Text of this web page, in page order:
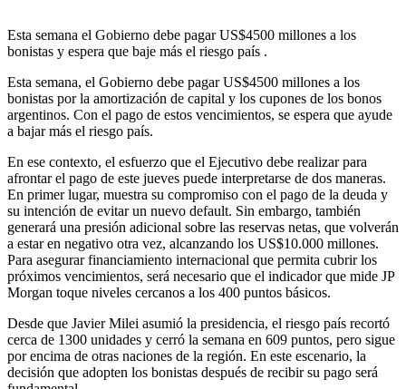
Esta semana el Gobierno debe pagar US$4500 millones a los
bonistas y espera que baje más el riesgo país .
Esta semana, el Gobierno debe pagar US$4500 millones a los
bonistas por la amortización de capital y los cupones de los bonos
argentinos. Con el pago de estos vencimientos, se espera que ayude
a bajar más el riesgo país.
En ese contexto, el esfuerzo que el Ejecutivo debe realizar para
afrontar el pago de este jueves puede interpretarse de dos maneras.
En primer lugar, muestra su compromiso con el pago de la deuda y
su intención de evitar un nuevo default. Sin embargo, también
generará una presión adicional sobre las reservas netas, que volverán
a estar en negativo otra vez, alcanzando los US$10.000 millones.
Para asegurar financiamiento internacional que permita cubrir los
próximos vencimientos, será necesario que el indicador que mide JP
Morgan toque niveles cercanos a los 400 puntos básicos.
Desde que Javier Milei asumió la presidencia, el riesgo país recortó
cerca de 1300 unidades y cerró la semana en 609 puntos, pero sigue
por encima de otras naciones de la región. En este escenario, la
decisión que adopten los bonistas después de recibir su pago será